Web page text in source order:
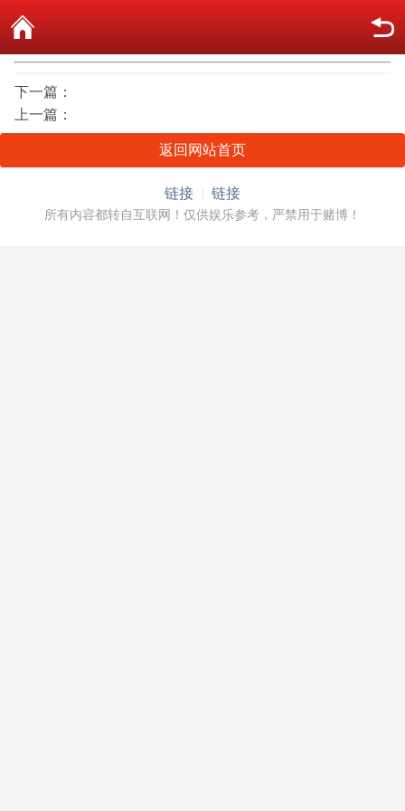
下一篇：
上一篇：
返回网站首页
链接 链接
所有内容都转自互联网！仅供娱乐参考，严禁用于赌博！